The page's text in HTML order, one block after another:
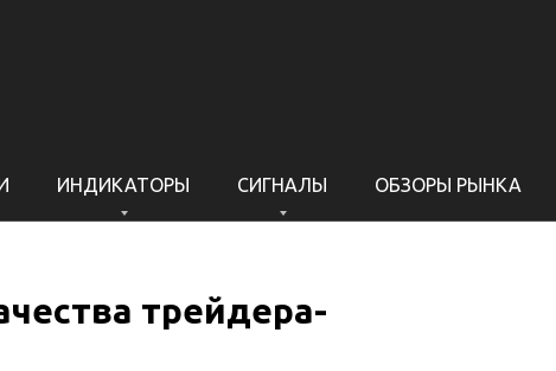
ИНДИКАТОРЫ СИГНАЛЫ ОБЗОРЫ РЫНКА
трейдера-